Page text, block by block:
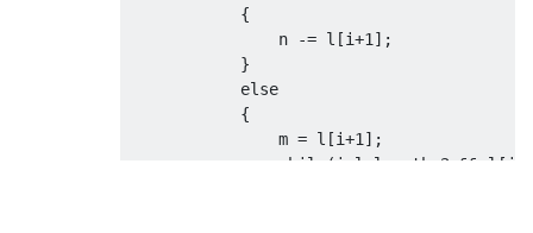
{
                n
-= l [i+1 ];
}
else
{
                m
= l [i+1 ];
while
( i l length 2 && l [ i